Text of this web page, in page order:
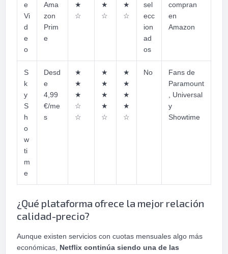
e
Vi
d
e
o
Ama
zon
Prim
e
★
☆
★
☆
★
☆
sel
ecc
ion
ad
os
compran
en
Amazon
S
k
y
S
h
o
w
ti
m
e
Desd
e
4,99
€/me
s
★
★
★
☆
☆
★
★
★
★
☆
★
★
★
★
☆
No
Fans de
Paramount
, Universal
y
Showtime
¿Qué plataforma ofrece la mejor relación
calidad-precio?
Aunque existen servicios con cuotas mensuales algo más
económicas, Netflix continúa siendo una de las